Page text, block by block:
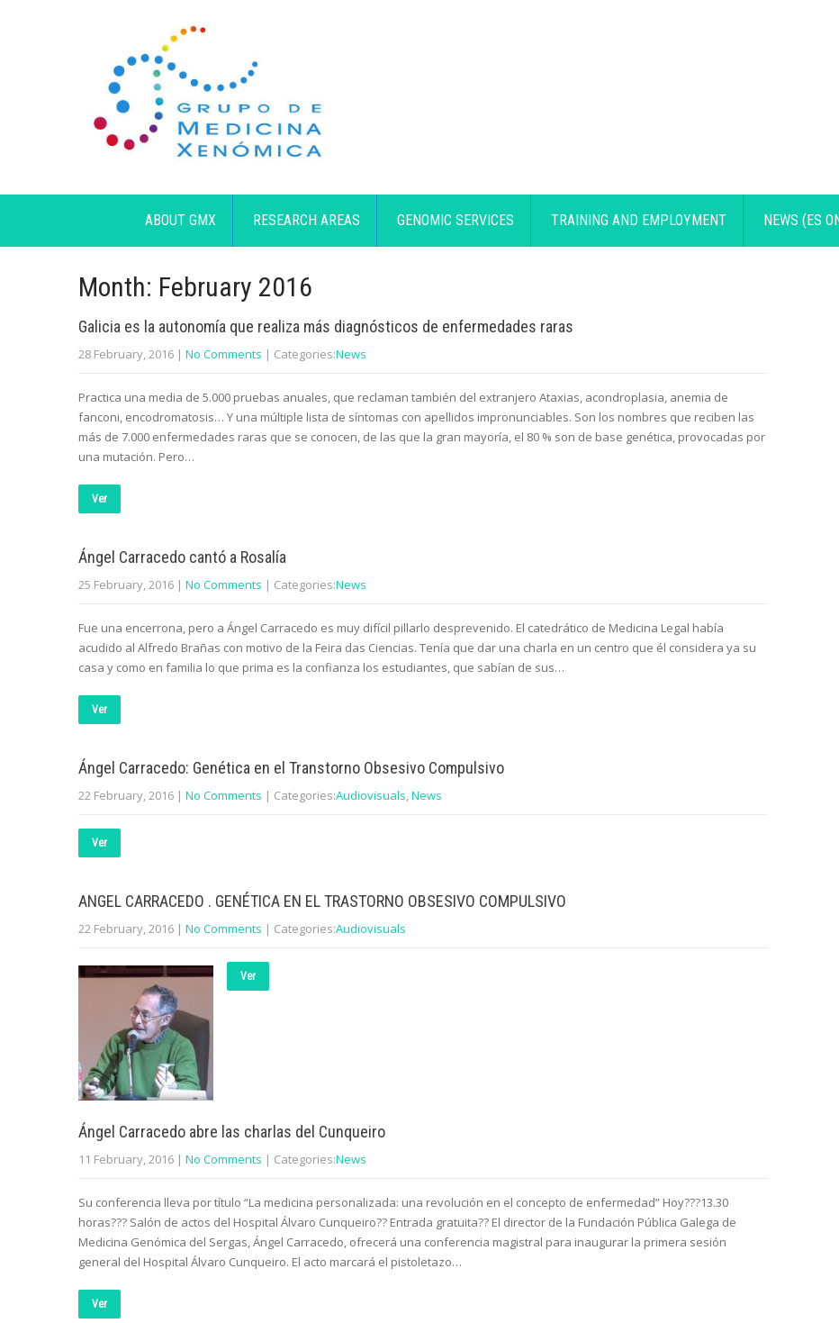
ABOUT GMX RESEARCH AREAS GENOMIC SERVICES TRAINING AND EMPLOYMENT NEWS (ES
Month: February 2016
Galicia es la autonomía que realiza más diagnósticos de enfermedades raras
28 February, 2016 | No Comments | Categories:News
Practica una media de 5.000 pruebas anuales, que reclaman también del extranjero Ataxias, acondroplasia, anemia de
fanconi, encodromatosis… Y una múltiple lista de síntomas con apellidos impronunciables. Son los nombres que reciben las
más de 7.000 enfermedades raras que se conocen, de las que la gran mayoría, el 80 % son de base genética, provocadas por
una mutación. Pero…
Ver
Ángel Carracedo cantó a Rosalía
25 February, 2016 | No Comments | Categories:News
Fue una encerrona, pero a Ángel Carracedo es muy difícil pillarlo desprevenido. El catedrático de Medicina Legal había
acudido al Alfredo Brañas con motivo de la Feira das Ciencias. Tenía que dar una charla en un centro que él considera ya su
casa y como en familia lo que prima es la confianza los estudiantes, que sabían de sus…
Ver
Ángel Carracedo: Genética en el Transtorno Obsesivo Compulsivo
22 February, 2016 | No Comments | Categories:Audiovisuals,News
Ver
ANGEL CARRACEDO . GENÉTICA EN EL TRASTORNO OBSESIVO COMPULSIVO
22 February, 2016 | No Comments | Categories:Audiovisuals
Ver
Ángel Carracedo abre las charlas del Cunqueiro
11 February, 2016 | No Comments | Categories:News
Su conferencia lleva por título “La medicina personalizada: una revolución en el concepto de enfermedad” Hoy???13.30
horas??? Salón de actos del Hospital Álvaro Cunqueiro?? Entrada gratuita?? El director de la Fundación Pública Galega de
Medicina Genómica del Sergas, Ángel Carracedo, ofrecerá una conferencia magistral para inaugurar la primera sesión
general del Hospital Álvaro Cunqueiro. El acto marcará el pistoletazo…
Ver